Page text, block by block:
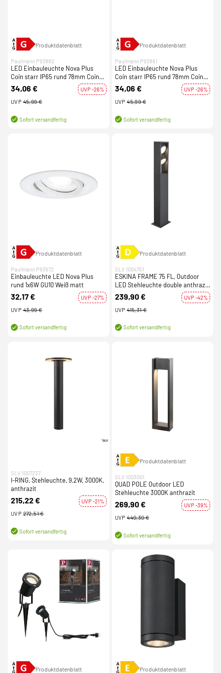
Produktdatenblatt
Paulmann P93882
LED Einbauleuchte Nova Plus
Coin starr IP65 rund 78mm Coin
6W 470lm 230V dimmbar 2700K
Eisen gebürstet
34,06 €
UVP -26%
UVP 45,99 €
Sofort versandfertig
Produktdatenblatt
Paulmann P93881
LED Einbauleuchte Nova Plus
Coin starr IP65 rund 78mm Coin
6W 470lm 230V dimmbar 2700K
Weiß matt
34,06 €
UVP -26%
UVP 45,99 €
Sofort versandfertig
Produktdatenblatt
Paulmann P93672
Einbauleuchte LED Nova Plus
rund 1x6W GU10 Weiß matt
32,17 €
UVP -27%
UVP 43,99 €
Sofort versandfertig
Produktdatenblatt
SLV 1004751
ESKINA FRAME 75 FL, Outdoor
LED Stehleuchte double anthrazit
CCT switch 3000/4000K
239,90 €
UVP -42%
UVP 415,31 €
Sofort versandfertig
SLV 1007237
I-RING, Stehleuchte, 9,2W, 3000K,
anthrazit
215,22 €
UVP -21%
UVP 272,51 €
Sofort versandfertig
Produktdatenblatt
SLV 1003001
QUAD POLE Outdoor LED
Stehleuchte 3000K anthrazit
269,90 €
UVP -39%
UVP 440,30 €
Sofort versandfertig
Produktdatenblatt Produktdatenblatt